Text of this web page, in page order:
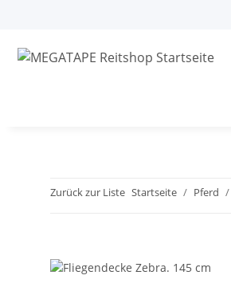
Zurück zur Liste Startseite Pferd